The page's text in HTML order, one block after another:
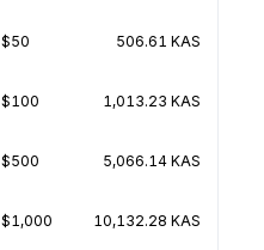
$50 506.61 KAS
$100 1,013.23 KAS
$500 5,066.14 KAS
$1,000 10,132.28 KAS